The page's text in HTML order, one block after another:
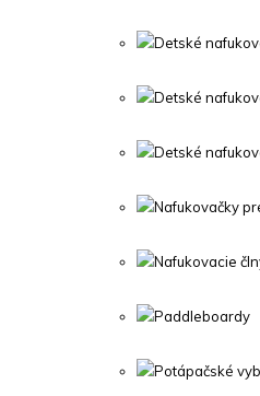
Detské
Detské
Detské
Nafukovačky
Nafukovacie
Paddleboardy
Potápačské